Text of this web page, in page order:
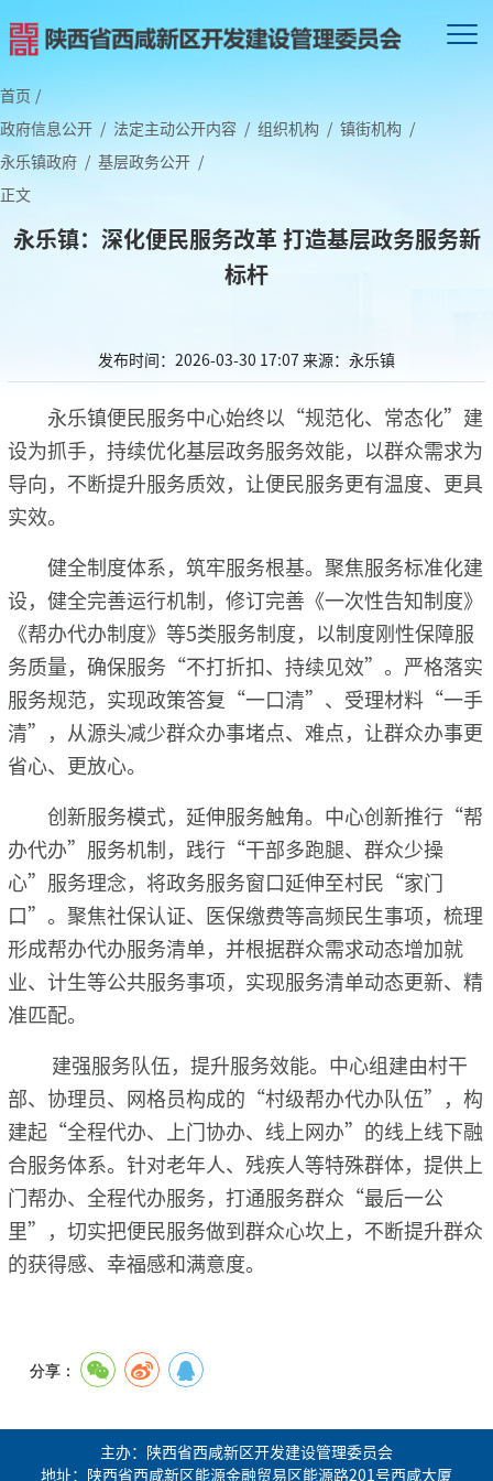
首页 /
政府信息公开 / 法定主动公开内容 / 组织机构 / 镇街机构 /
永乐镇政府 / 基层政务公开 /
正文
永乐镇：深化便民服务改革 打造基层政务服务新
标杆
发布时间：2026-03-30 17:07 来源：永乐镇
永乐镇便民服务中心始终以“规范化、常态化”建
设为抓手，持续优化基层政务服务效能，以群众需求为
导向，不断提升服务质效，让便民服务更有温度、更具
实效。
健全制度体系，筑牢服务根基。聚焦服务标准化建
设，健全完善运行机制，修订完善《一次性告知制度》
《帮办代办制度》等5类服务制度，以制度刚性保障服
务质量，确保服务“不打折扣、持续见效”。严格落实
服务规范，实现政策答复“一口清”、受理材料“一手
清”，从源头减少群众办事堵点、难点，让群众办事更
省心、更放心。
创新服务模式，延伸服务触角。中心创新推行“帮
办代办”服务机制，践行“干部多跑腿、群众少操
心”服务理念，将政务服务窗口延伸至村民“家门
口”。聚焦社保认证、医保缴费等高频民生事项，梳理
形成帮办代办服务清单，并根据群众需求动态增加就
业、计生等公共服务事项，实现服务清单动态更新、精
准匹配。
建强服务队伍，提升服务效能。中心组建由村干
部、协理员、网格员构成的“村级帮办代办队伍”，构
建起“全程代办、上门协办、线上网办”的线上线下融
合服务体系。针对老年人、残疾人等特殊群体，提供上
门帮办、全程代办服务，打通服务群众“最后一公
里”，切实把便民服务做到群众心坎上，不断提升群众
的获得感、幸福感和满意度。
分享：
主办：陕西省西咸新区开发建设管理委员会
地址：陕西省西咸新区能源金融贸易区能源路201号西咸大厦